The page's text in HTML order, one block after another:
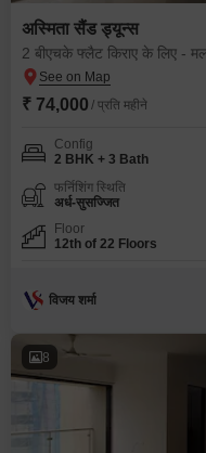
अस्मिता सैंड ड्यून्स
2 बीएचके फ्लैट किराए के लिए -
₹ 74,000 / प्रति महीने
Config
2 BHK + 3 Bath
फर्निशिंग स्थिति
अर्ध-सुसज्जित
Floor
12th of 22 Floors
विजय शर्मा
8